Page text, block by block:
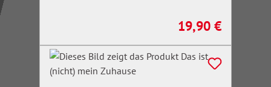
Regulärer Preis:
19,90 €